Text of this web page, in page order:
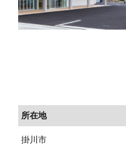
所在地
掛川市